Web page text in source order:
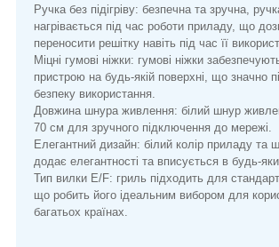
Ручка без підігріву: безпечна та зручна,
нагрівається під час роботи приладу, що
переносити решітку навіть під час її
Міцні гумові ніжки: гумові ніжки
пристрою на будь-якій поверхні, що значно
безпеку використання.
Довжина шнура живлення: білий шнур
70 см для зручного підключення до мережі.
Елегантний дизайн: білий колір приладу та
додає елегантності та вписується в будь-
Тип вилки E/F: гриль підходить для
що робить його ідеальним вибором для
багатьох країнах.